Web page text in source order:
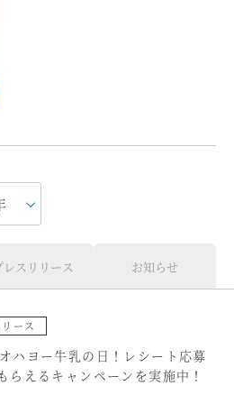
レスリリース お知らせ
ース
ハヨー牛乳の日！レシート応募
えるキャンペーンを実施中！